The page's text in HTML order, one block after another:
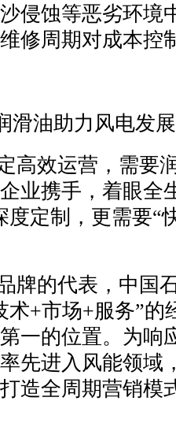
侵蚀等恶劣环境
修周期对成本控
滑油助力风电发
高效运营，需要
业携手，着眼全
度定制，更需要“
牌的代表，中国
术+市场+服务”
一的位置。为响
先进入风能领域
造全周期营销模